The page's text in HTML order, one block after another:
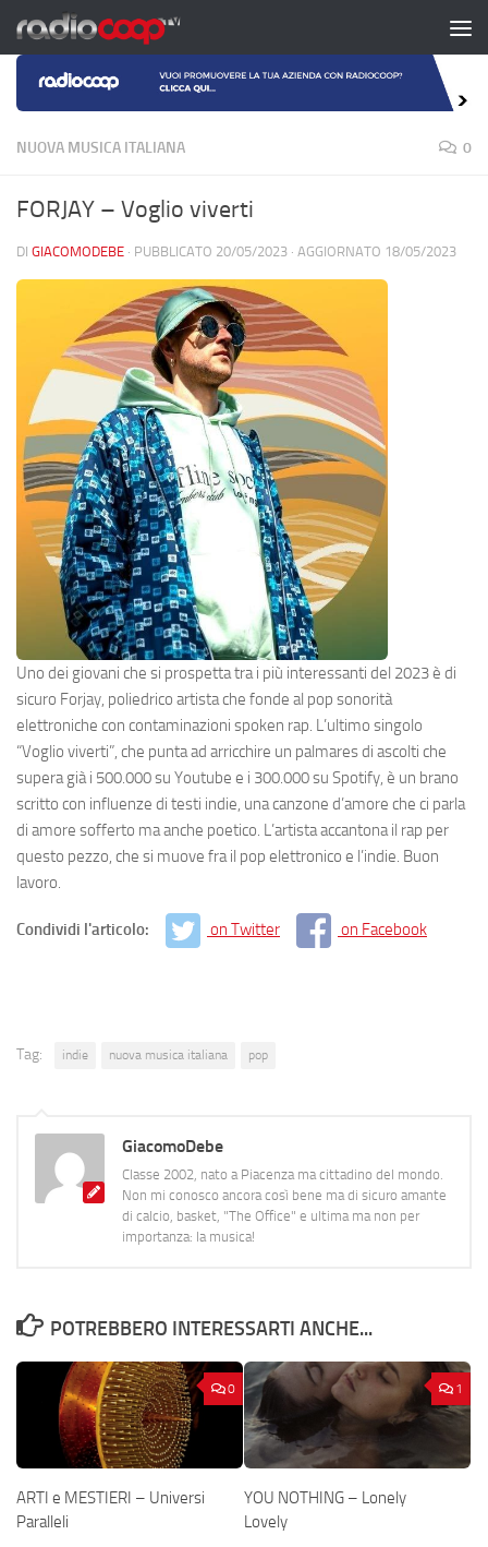
Salta al contenuto
NUOVA MUSICA ITALIANA 0
FORJAY – Voglio viverti
DI GIACOMODEBE · PUBBLICATO 20/05/2023 · AGGIORNATO 18/05/2023
Uno dei giovani che si prospetta tra i più interessanti del 2023 è di
sicuro Forjay, poliedrico artista che fonde al pop sonorità
elettroniche con contaminazioni spoken rap. L’ultimo singolo
“Voglio viverti”, che punta ad arricchire un palmares di ascolti che
supera già i 500.000 su Youtube e i 300.000 su Spotify, è un brano
scritto con influenze di testi indie, una canzone d’amore che ci parla
di amore sofferto ma anche poetico. L’artista accantona il rap per
questo pezzo, che si muove fra il pop elettronico e l’indie. Buon
lavoro.
Condividi l'articolo: on Twitter on Facebook
Tag: indie nuova musica italiana pop
GiacomoDebe
Classe 2002, nato a Piacenza ma cittadino del mondo.
Non mi conosco ancora così bene ma di sicuro amante
di calcio, basket, "The Office" e ultima ma non per
importanza: la musica!
POTREBBERO INTERESSARTI ANCHE...
0
ARTI e MESTIERI – Universi
Paralleli
1
YOU NOTHING – Lonely
Lovely